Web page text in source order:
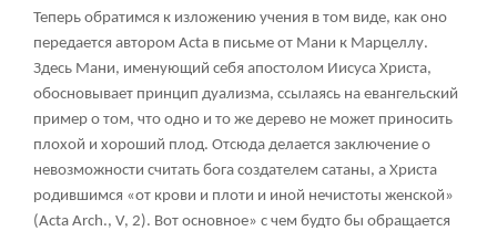
Теперь обратимся к изложению учения в том виде, как оно
передается автором Acta в письме от Мани к Марцеллу.
Здесь Мани, именующий себя апостолом Иисуса Христа,
обосновывает принцип дуализма, ссылаясь на евангельский
пример о том, что одно и то же дерево не может приносить
плохой и хороший плод. Отсюда делается заключение о
невозможности считать бога создателем сатаны, а Христа
родившимся «от крови и плоти и иной нечистоты женской»
(Acta Arch., V, 2). Вот основное» с чем будто бы обращается